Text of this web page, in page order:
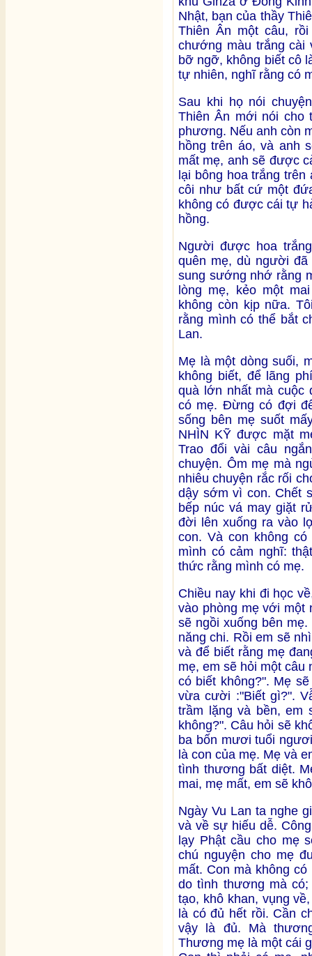
Nhật, bạn của thầy
Thiên Ân một câu,
chướng màu trắng cài
bỡ ngỡ, không biết cô
tự nhiên, nghĩ rằng có
Sau khi họ nói
Thiên Ân mới nói cho
phương. Nếu anh còn
hồng trên áo, và anh
mất mẹ, anh sẽ được
lại bông hoa trắng
côi như bất cứ một
không có được cái tự
hồng.
Người được hoa
quên mẹ, dù người
sung sướng nhớ rằng
lòng mẹ, kẻo một
không còn kịp nữa.
rằng mình có thể bắt
Lan.
Mẹ là một dòng suối,
không biết, để lãng
quà lớn nhất mà cuộc
có mẹ. Đừng có đợi
sống bên mẹ suốt
NHÌN KỸ được mặt
Trao đổi vài câu
chuyện. Ôm mẹ mà
nhiêu chuyện rắc rối
dậy sớm vì con. Chết
bếp núc vá may giặt
đời lên xuống ra vào
con. Và con không
mình có cảm nghĩ:
thức rằng mình có mẹ.
Chiều nay khi đi học
vào phòng mẹ với một
sẽ ngồi xuống bên
năng chi. Rồi em sẽ
và để biết rằng mẹ
mẹ, em sẽ hỏi một câu
có biết không?". Mẹ
vừa cười :"Biết gì?".
trầm lặng và bền, em
không?". Câu hỏi sẽ
ba bốn mươi tuổi
là con của mẹ. Mẹ và
tình thương bất diệt.
mai, mẹ mất, em sẽ
Ngày Vu Lan ta nghe
và về sự hiếu dễ.
lạy Phật cầu cho mẹ
chú nguyện cho mẹ
mất. Con mà không
do tình thương mà
tạo, khô khan, vụng
là có đủ hết rồi. Cần
vậy là đủ. Mà
Thương mẹ là một cái